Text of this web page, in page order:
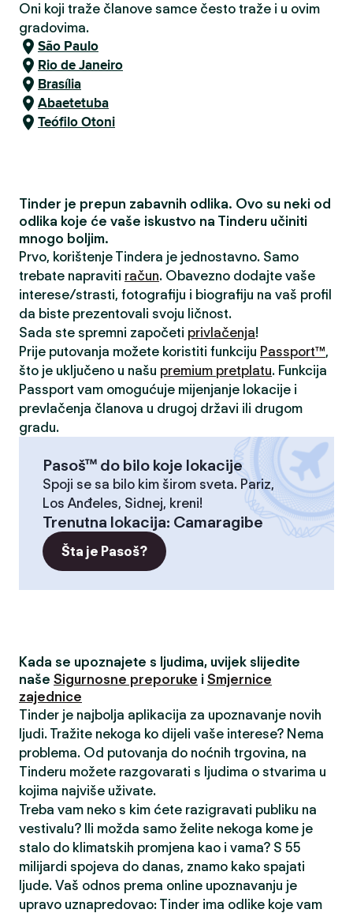
Oni koji traže članove samce često traže i u ovim
gradovima.
São Paulo
Rio de Janeiro
Brasília
Abaetetuba
Teófilo Otoni
Tinder je prepun zabavnih odlika. Ovo su neki od
odlika koje će vaše iskustvo na Tinderu učiniti
mnogo boljim.
Prvo, korištenje Tindera je jednostavno. Samo
trebate napraviti račun. Obavezno dodajte vaše
interese/strasti, fotografiju i biografiju na vaš profil
da biste prezentovali svoju ličnost.
Sada ste spremni započeti privlačenja!
Prije putovanja možete koristiti funkciju Passport™,
što je uključeno u našu premium pretplatu. Funkcija
Passport vam omogućuje mijenjanje lokacije i
prevlačenja članova u drugoj državi ili drugom
gradu.
Pasoš™ do bilo koje lokacije
Spoji se sa bilo kim širom sveta. Pariz,
Los Anđeles, Sidnej, kreni!
Trenutna lokacija: Camaragibe
Šta je Pasoš?
Kada se upoznajete s ljudima, uvijek slijedite
naše Sigurnosne preporuke i Smjernice
zajednice
Tinder je najbolja aplikacija za upoznavanje novih
ljudi. Tražite nekoga ko dijeli vaše interese? Nema
problema. Od putovanja do noćnih trgovina, na
Tinderu možete razgovarati s ljudima o stvarima u
kojima najviše uživate.
Treba vam neko s kim ćete razigravati publiku na
vestivalu? Ili možda samo želite nekoga kome je
stalo do klimatskih promjena kao i vama? S 55
milijardi spojeva do danas, znamo kako spajati
ljude. Vaš odnos prema online upoznavanju je
upravo uznapredovao: Tinder ima odlike koje vam